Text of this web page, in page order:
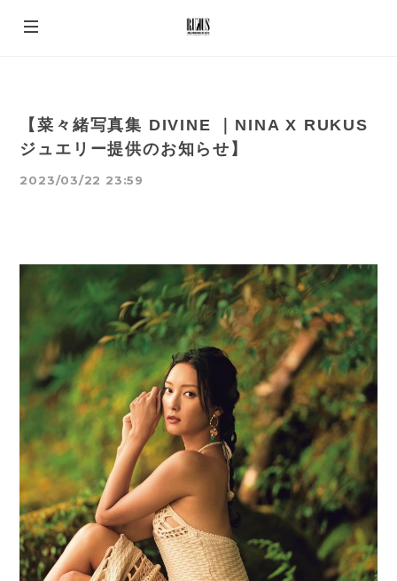
【菜々緒写真集 DIVINE ｜NINA X RUKUS
ジュエリー提供のお知らせ】
2023/03/22 23:59